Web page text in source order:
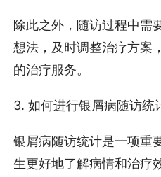
除此之外，随访过程中需
想法，及时调整治疗方案
的治疗服务。
3. 如何进行银屑病随访统
银屑病随访统计是一项重
生更好地了解病情和治疗